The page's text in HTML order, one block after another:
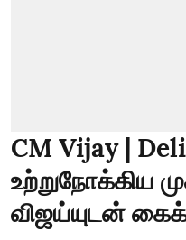
CM Vijay |
உற்றுநோக்கிய
விஜய்யுடன்